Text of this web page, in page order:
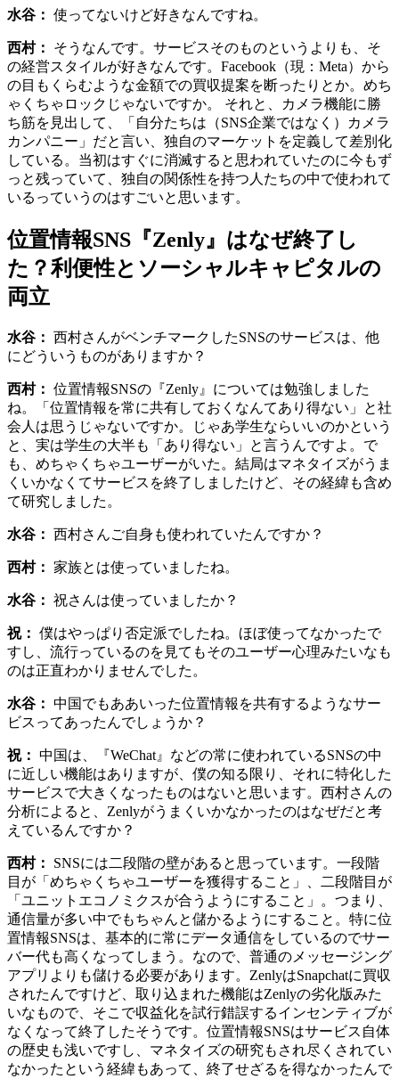
水谷： 使ってないけど好きなんですね。
西村：
そうなんです。サービスそのものというよりも、そ
の経営スタイルが好きなんです。Facebook（現：Meta）から
の目もくらむような金額での買収提案を断ったりとか。めち
ゃくちゃロックじゃないですか。 それと、カメラ機能に勝
ち筋を見出して、「自分たちは（SNS企業ではなく）カメラ
カンパニー」だと言い、独自のマーケットを定義して差別化
している。当初はすぐに消滅すると思われていたのに今もず
っと残っていて、独自の関係性を持つ人たちの中で使われて
いるっていうのはすごいと思います。
位置情報SNS『Zenly』はなぜ終了し
た？利便性とソーシャルキャピタルの
両立
水谷： 西村さんがベンチマークしたSNSのサービスは、他
にどういうものがありますか？
西村： 位置情報SNSの『Zenly』については勉強しました
ね。「位置情報を常に共有しておくなんてあり得ない」と社
会人は思うじゃないですか。じゃあ学生ならいいのかという
と、実は学生の大半も「あり得ない」と言うんですよ。で
も、めちゃくちゃユーザーがいた。結局はマネタイズがうま
くいかなくてサービスを終了しましたけど、その経緯も含め
て研究しました。
水谷： 西村さんご自身も使われていたんですか？
西村： 家族とは使っていましたね。
水谷： 祝さんは使っていましたか？
祝： 僕はやっぱり否定派でしたね。ほぼ使ってなかったで
すし、流行っているのを見てもそのユーザー心理みたいなも
のは正直わかりませんでした。
水谷： 中国でもああいった位置情報を共有するようなサー
ビスってあったんでしょうか？
祝： 中国は、『WeChat』などの常に使われているSNSの中
に近しい機能はありますが、僕の知る限り、それに特化した
サービスで大きくなったものはないと思います。西村さんの
分析によると、Zenlyがうまくいかなかったのはなぜだと考
えているんですか？
西村：
SNSには二段階の壁があると思っています。一段階
目が「めちゃくちゃユーザーを獲得すること」、二段階目が
「ユニットエコノミクスが合うようにすること」。つまり、
通信量が多い中でもちゃんと儲かるようにすること。特に位
置情報SNSは、基本的に常にデータ通信をしているのでサー
バー代も高くなってしまう。なので、普通のメッセージング
アプリよりも儲ける必要があります。ZenlyはSnapchatに買収
されたんですけど、取り込まれた機能はZenlyの劣化版みた
いなもので、そこで収益化を試行錯誤するインセンティブが
なくなって終了したそうです。位置情報SNSはサービス自体
の歴史も浅いですし、マネタイズの研究もされ尽くされてい
なかったという経緯もあって、終了せざるを得なかったんで